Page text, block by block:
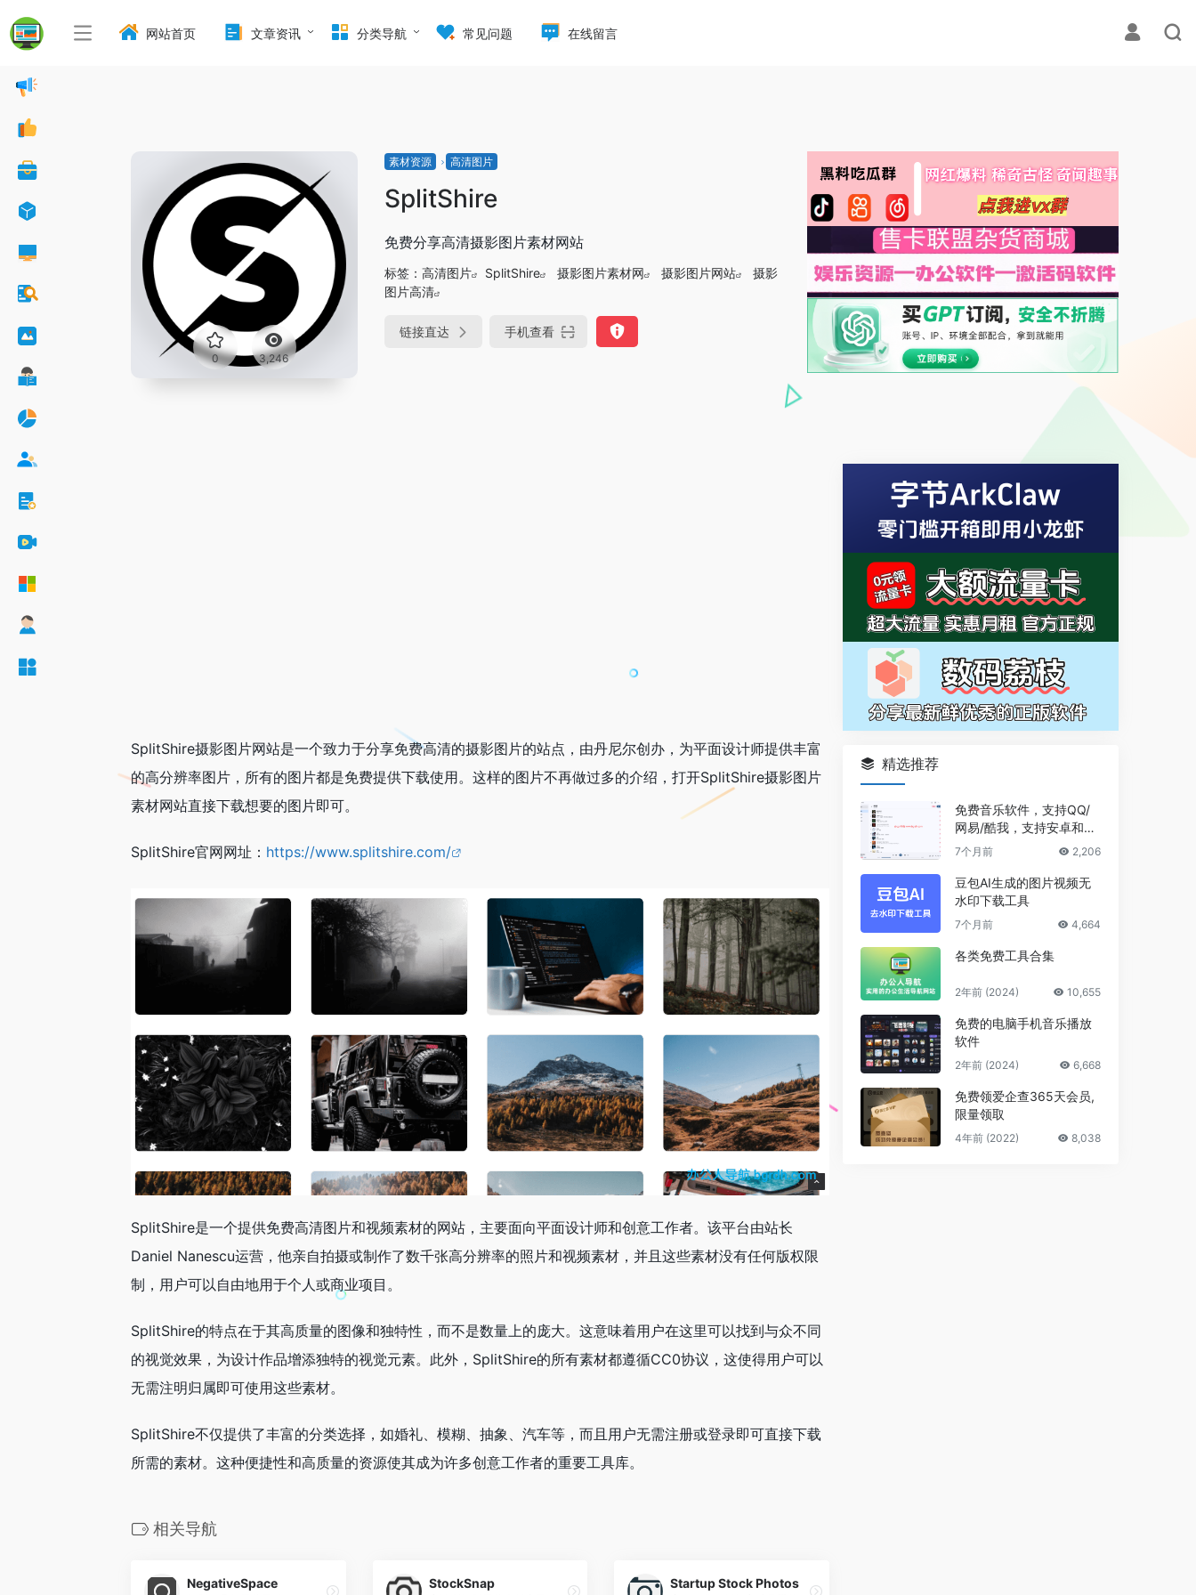
网站首页 文章资讯 分类导航 常见问题 在线留言
0 3,246
素材资源 高清图片
SplitShire
免费分享高清摄影图片素材网站
标签： 高清图片 SplitShire 摄影图片素材网 摄影图片网站
摄影
图片高清
链接直达 手机查看
SplitShire摄影图片网站是一个致力于分享免费高清的摄影图片的站点，由丹尼尔创办，为平面设计师提供丰富
的高分辨率图片，所有的图片都是免费提供下载使用。这样的图片不再做过多的介绍，打开SplitShire摄影图片
素材网站直接下载想要的图片即可。
SplitShire官网网址： https://www.splitshire.com/
SplitShire是一个提供免费高清图片和视频素材的网站，主要面向平面设计师和创意工作者。该平台由站长
Daniel Nanescu运营，他亲自拍摄或制作了数千张高分辨率的照片和视频素材，并且这些素材没有任何版权限
制，用户可以自由地用于个人或商业项目。
SplitShire的特点在于其高质量的图像和独特性，而不是数量上的庞大。这意味着用户在这里可以找到与众不同
的视觉效果，为设计作品增添独特的视觉元素。此外，SplitShire的所有素材都遵循CC0协议，这使得用户可以
无需注明归属即可使用这些素材。
SplitShire不仅提供了丰富的分类选择，如婚礼、模糊、抽象、汽车等，而且用户无需注册或登录即可直接下载
所需的素材。这种便捷性和高质量的资源使其成为许多创意工作者的重要工具库。
相关导航
NegativeSpace StockSnap Startup Stock Photos
精选推荐
免费音乐软件，支持QQ/
网易/酷我，支持安卓和Wi
ndows平台
7个月前 2,206
豆包AI生成的图片视频无
水印下载工具
7个月前 4,664
各类免费工具合集
2年前 (2024) 10,655
免费的电脑手机音乐播放
软件
2年前 (2024) 6,668
免费领爱企查365天会员,
限量领取
4年前 (2022) 8,038